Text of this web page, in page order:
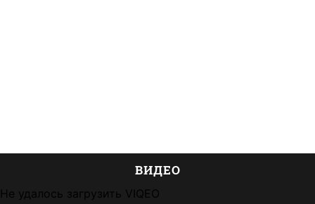
ВИДЕО
Не удалось загрузить VIQEO